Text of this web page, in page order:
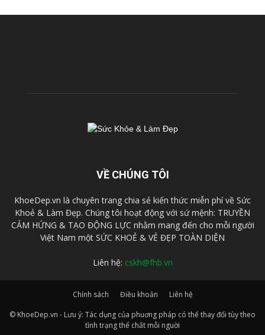
VỀ CHÚNG TÔI
KhoeDep.vn là chuyên trang chia sẻ kiến thức miễn phí về Sức
Khoẻ & Làm Đẹp. Chúng tôi hoạt động với sứ mệnh: TRUYỀN
CẢM HỨNG & TẠO ĐỘNG LỰC nhằm mang đến cho mỗi người
Việt Nam một SỨC KHOẺ & VẺ ĐẸP TOÀN DIỆN
Liên hệ: cskh@fhb.vn
Chính sách Điều khoản
Liên hệ
© KhoeDep.vn - Lưu ý: Tác dụng của phuơng pháp có thể thay đổi tùy theo
tình trạng thể chất mỗi nguời